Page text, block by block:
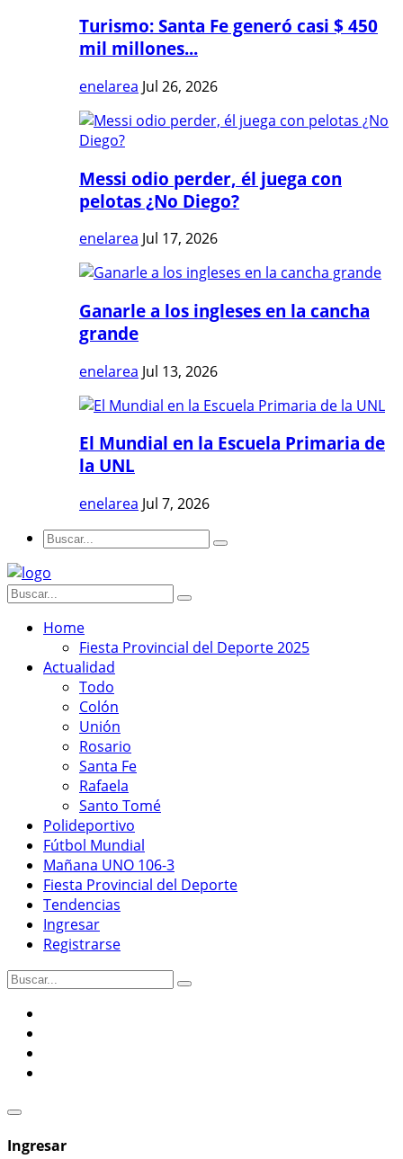
Turismo: Santa Fe generó casi $ 450
mil millones...
enelarea Jul 26, 2026
Messi odio perder, él juega con
pelotas ¿No Diego?
enelarea Jul 17, 2026
Ganarle a los ingleses en la cancha
grande
enelarea Jul 13, 2026
El Mundial en la Escuela Primaria de
la UNL
enelarea Jul 7, 2026
Home
Fiesta Provincial del Deporte 2025
Actualidad
Todo
Colón
Unión
Rosario
Santa Fe
Rafaela
Santo Tomé
Polideportivo
Fútbol Mundial
Mañana UNO 106-3
Fiesta Provincial del Deporte
Tendencias
Ingresar
Registrarse
Ingresar